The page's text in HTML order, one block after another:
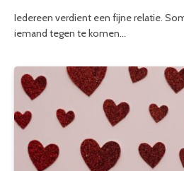
Iedereen verdient een fijne relatie.
iemand tegen te komen…